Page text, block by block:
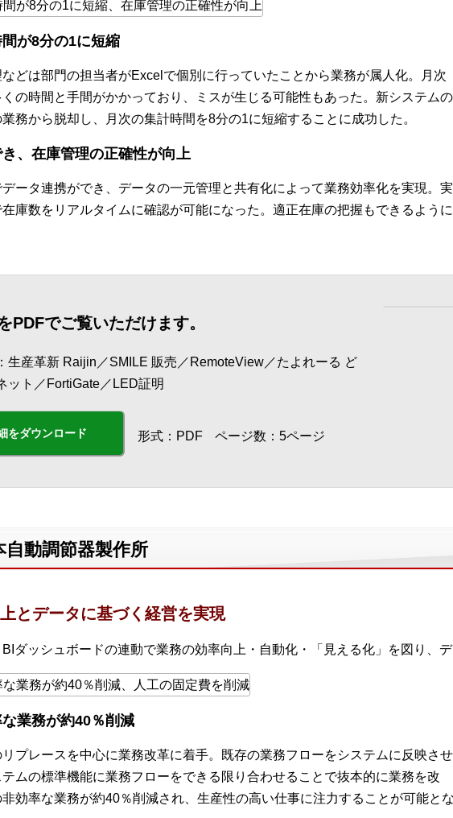
が8分の1に短縮
どは部門の担当者がExcelで個別に行っていたことから業務が属人化。月次
の時間と手間がかかっており、ミスが生じる可能性もあった。新システムの
務から脱却し、月次の集計時間を8分の1に短縮することに成功した。
、在庫管理の正確性が向上
ータ連携ができ、データの一元管理と共有化によって業務効率化を実現。
庫数をリアルタイムに確認が可能になった。適正在庫の把握もできるよう
PDFでご覧いただけます。
生産革新 Raijin／SMILE 販売／RemoteView／たよれーる ど
ット／FortiGate／LED証明
をダウンロード 形式：PDF ページ数：5ページ
自動調節器製作所
とデータに基づく経営を実現
ダッシュボードの連動で業務の効率向上・自動化・「見える化」を図り、
業務が約40％削減
プレースを中心に業務改革に着手。既存の業務フローをシステムに反映させ
ムの標準機能に業務フローをできる限り合わせることで抜本的に業務を改
効率な業務が約40％削減され、生産性の高い仕事に注力することが可能と